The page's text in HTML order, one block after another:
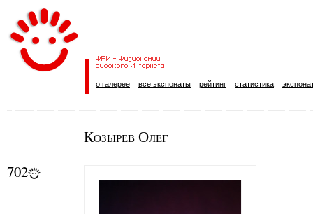
о галерее все экспонаты рейтинг статистика
Козырев Олег
702